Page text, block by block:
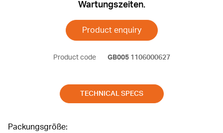
Wartungszeiten.
Product enquiry
Product code GB0051106000627
TECHNICAL SPECS
Packungsgröße: